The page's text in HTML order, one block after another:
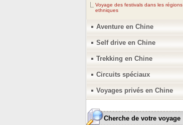
Voyage des festivals dans les régions
ethniques
Aventure en Chine
Self drive en Chine
Trekking en Chine
Circuits spéciaux
Voyages privés en Chine
Cherche de votre voyage